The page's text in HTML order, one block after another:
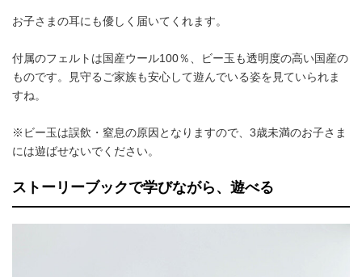
お子さまの耳にも優しく届いてくれます。
付属のフェルトは国産ウール100％、ビー玉も透明度の高い国産の
ものです。見守るご家族も安心して遊んでいる姿を見ていられま
すね。
※ビー玉は誤飲・窒息の原因となりますので、3歳未満のお子さま
には遊ばせないでください。
ストーリーブックで学びながら、遊べる